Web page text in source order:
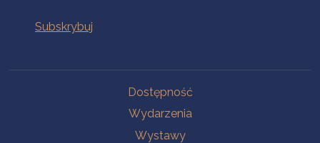
Dostępność
Wydarzenia
Wystawy